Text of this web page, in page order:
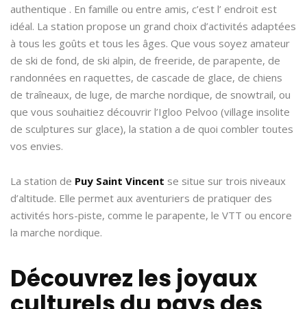
authentique . En famille ou entre amis, c’est l’ endroit est
idéal. La station propose un grand choix d’activités adaptées
à tous les goûts et tous les âges. Que vous soyez amateur
de ski de fond, de ski alpin, de freeride, de parapente, de
randonnées en raquettes, de cascade de glace, de chiens
de traîneaux, de luge, de marche nordique, de snowtrail, ou
que vous souhaitiez découvrir l’Igloo Pelvoo (village insolite
de sculptures sur glace), la station a de quoi combler toutes
vos envies.
La station de Puy Saint Vincent se situe sur trois niveaux
d’altitude. Elle permet aux aventuriers de pratiquer des
activités hors-piste, comme le parapente, le VTT ou encore
la marche nordique.
Découvrez les joyaux